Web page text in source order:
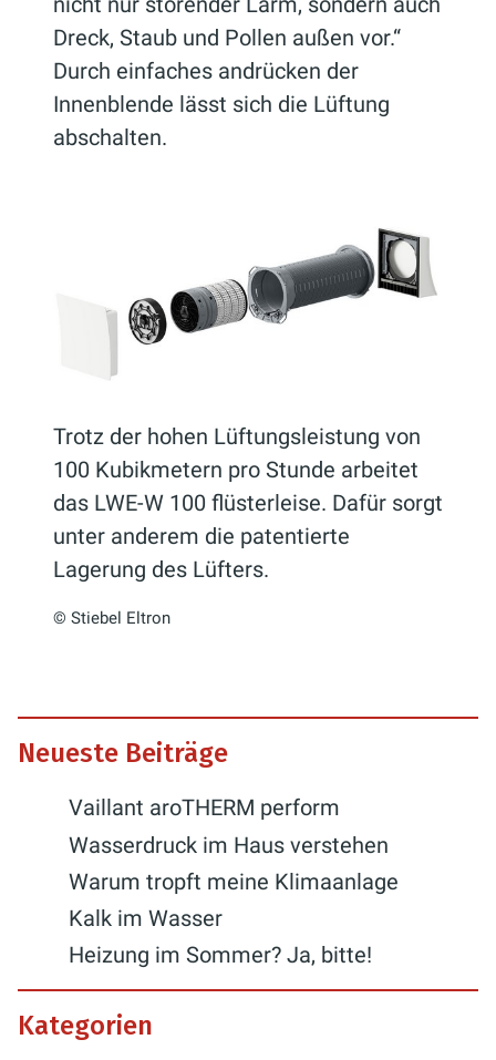
Dreck, Staub und Pollen außen vor.“
Durch einfaches andrücken der
Innenblende lässt sich die Lüftung
abschalten.
Trotz der hohen Lüftungsleistung von
100 Kubikmetern pro Stunde arbeitet
das LWE-W 100 flüsterleise. Dafür sorgt
unter anderem die patentierte
Lagerung des Lüfters.
© Stiebel Eltron
Neueste Beiträge
Vaillant aroTHERM perform
Wasserdruck im Haus verstehen
Warum tropft meine Klimaanlage
Kalk im Wasser
Heizung im Sommer? Ja, bitte!
Kategorien